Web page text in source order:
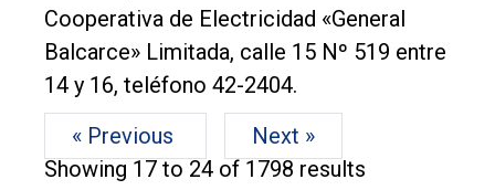
Cooperativa de Electricidad «General
Balcarce» Limitada, calle 15 Nº 519 entre
14 y 16, teléfono 42-2404.
« Previous
Next »
Showing 17 to 24 of 1798 results